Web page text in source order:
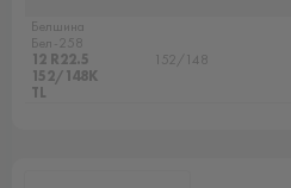
Белшина
Бел-258
12 R22.5
152/148K
TL
152/148